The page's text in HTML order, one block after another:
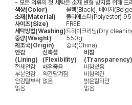
- 모든 의류의 첫 세탁은 소재 변형 방지를 위해 드
색상(Color)
블랙(Black), 베이지
소재(Material)
폴리에스터(Polyester)
사이즈(Size)
FREE
세탁방법(Washing)드라이크리닝(Dry
중량(Weight)
550g
제조국(Origin)
중국(China)
안감
(Lining)
신축성
(Flexibility)
비침
(Transparency)
전체안감
매우좋음 비침있음
부분안감
약간당겨짐 비침약간
안감탈부착 없음 밝은칼라만
없음
없음